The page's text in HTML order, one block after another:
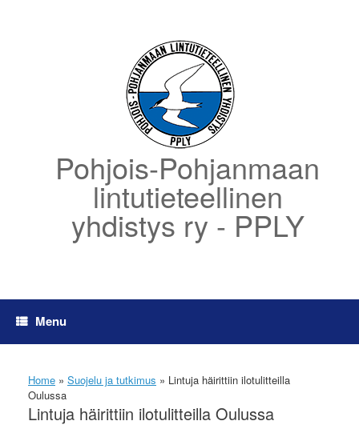
Pohjois-Pohjanmaan
lintutieteellinen
yhdistys ry - PPLY
Menu
Home » Suojelu ja tutkimus » Lintuja häirittiin ilotulitteilla
Oulussa
Lintuja häirittiin ilotulitteilla Oulussa